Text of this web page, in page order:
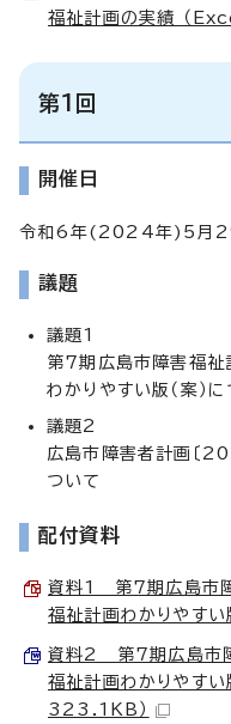
福祉計画の実績 （
第1回
開催日
令和6年(2024年)5月
議題
議題1
第7期広島市障害福祉
わかりやすい版（案）
議題2
広島市障害者計画〔
ついて
配付資料
資料1 第7期広島市障
福祉計画わかりやすい
資料2 第7期広島市障
福祉計画わかりやす
323.1KB）